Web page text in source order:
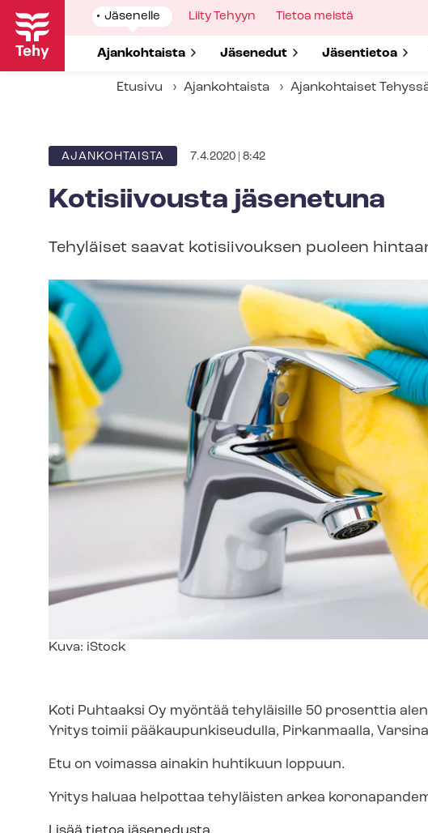
Hyppää
pääsisältöön
Show
submenu
Jäsenelle
Show submenu for
Ajankohtaista Show submenu for
Jäsenedut Show submenu
Jäsentietoa
Show
Liity Tehyyn
Show
Tietoa meistä
Etusivu Ajankohtaista Ajankohtaiset
ARTIKKELIN
AJANKOHTAISTA 7.4.2020 | 8:42
Kotisiivousta jäsenetuna
Tehyläiset saavat kotisiivouksen puoleen
Kuvateksti
Kuva: iStock
Koti Puhtaaksi Oy myöntää tehyläisille 50 prosenttia
Yritys toimii pää­kau­pun­ki­seu­dul­la, Pirkanmaalla,
Etu on voimassa ainakin huhtikuun loppuun.
Yritys haluaa helpottaa tehyläisten arkea